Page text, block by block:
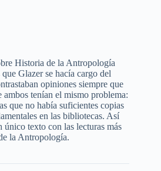
Historia de la Antropología
Glazer se hacía cargo del
opiniones siempre que
tenían el mismo problema:
que no había suficientes copias
en las bibliotecas. Así
único texto con las lecturas más
la Antropología.